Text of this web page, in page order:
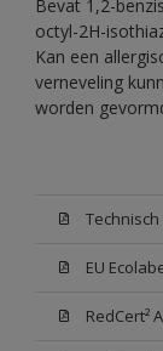
Bevat 1,2-
octyl-2H-
Kan een
verneveling
worden
RedCert²